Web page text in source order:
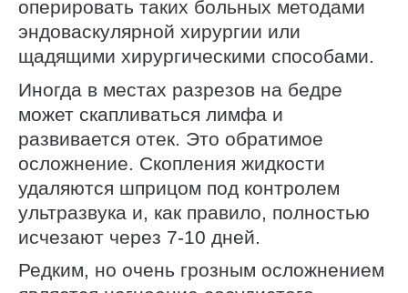
оперировать таких больных методами
эндоваскулярной хирургии или
щадящими хирургическими способами.
Иногда в местах разрезов на бедре
может скапливаться лимфа и
развивается отек. Это обратимое
осложнение. Скопления жидкости
удаляются шприцом под контролем
ультразвука и, как правило, полностью
исчезают через 7-10 дней.
Редким, но очень грозным осложнением